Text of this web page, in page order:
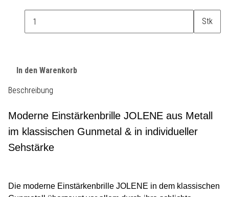
Stk
In den Warenkorb
Beschreibung
Moderne Einstärkenbrille JOLENE aus Metall
im klassischen Gunmetal & in individueller
Sehstärke
Die moderne Einstärkenbrille JOLENE in dem klassischen